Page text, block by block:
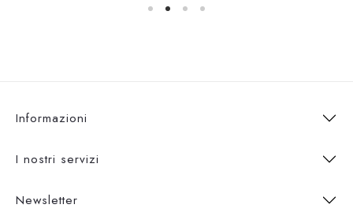
Informazioni
I nostri servizi
Newsletter